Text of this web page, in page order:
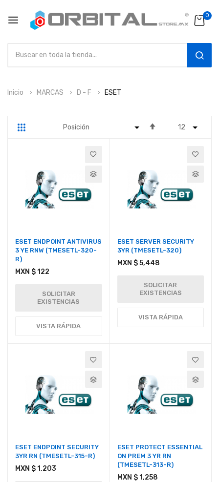
0
alInicio MARCAS D - F ESET
Parrilla
ESET ENDPOINT ANTIVIRUS
3 YE RNW (TMESETL-320-
R)
MXN $ 122
SOLICITAR
EXISTENCIAS
VISTA RÁPIDA
ESET SERVER SECURITY
3YR (TMESETL-320)
MXN $ 5,448
SOLICITAR
EXISTENCIAS
VISTA RÁPIDA
ESET ENDPOINT SECURITY
3YR RN (TMESETL-315-R)
MXN $ 1,203
ESET PROTECT ESSENTIAL
ON PREM 3 YR RN
(TMESETL-313-R)
MXN $ 1,258